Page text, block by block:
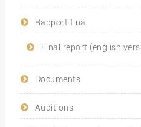
Rapport final
Final report (english
Documents
Auditions